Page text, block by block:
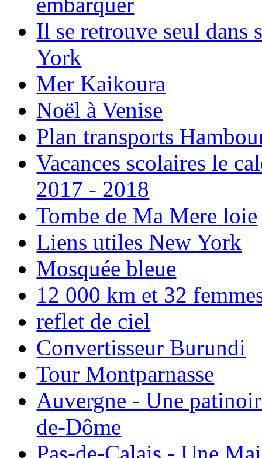
Il se retrouve seul dans
York
Mer Kaikoura
Noël à Venise
Plan transports
Vacances scolaires le
2017 - 2018
Tombe de Ma Mere loie
Liens utiles New York
Mosquée bleue
12 000 km et 32
reflet de ciel
Convertisseur Burundi
Tour Montparnasse
Auvergne - Une
de-Dôme
Pas-de-Calais - Une